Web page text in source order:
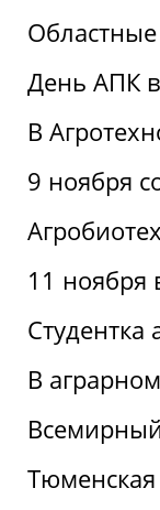
День АПК в
В
9 ноября
11 ноября
В